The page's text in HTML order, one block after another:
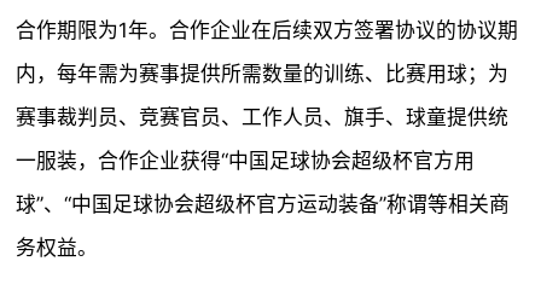
合作期限为1年。合作企业在后续双方签署协议的协议期
内，每年需为赛事提供所需数量的训练、比赛用球；为
赛事裁判员、竞赛官员、工作人员、旗手、球童提供统
一服装，合作企业获得“中国足球协会超级杯官方用
球”、“中国足球协会超级杯官方运动装备”称谓等相关商
务权益。